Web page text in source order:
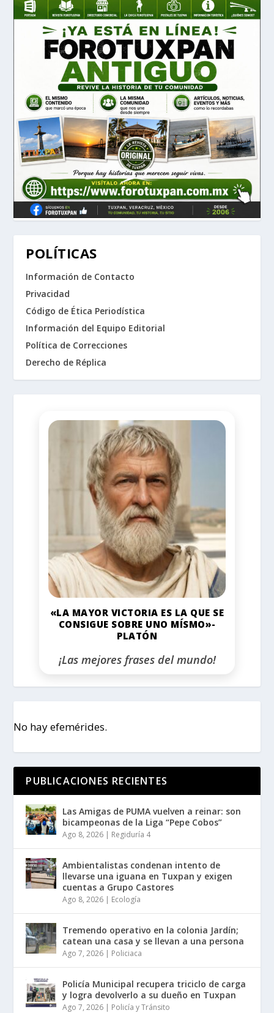
POLÍTICAS
Información de Contacto
Privacidad
Código de Ética Periodística
Información del Equipo Editorial
Política de Correcciones
Derecho de Réplica
«LA MAYOR VICTORIA ES LA QUE SE
CONSIGUE SOBRE UNO MÍSMO»-
PLATÓN
¡Las mejores frases del mundo!
No hay efemérides.
PUBLICACIONES RECIENTES
Las Amigas de PUMA vuelven a reinar: son
bicampeonas de la Liga “Pepe Cobos”
Ago 8, 2026 | Regiduría 4
Ambientalistas condenan intento de
llevarse una iguana en Tuxpan y exigen
cuentas a Grupo Castores
Ago 8, 2026 | Ecología
Tremendo operativo en la colonia Jardín;
catean una casa y se llevan a una persona
Ago 7, 2026 | Policiaca
Policía Municipal recupera triciclo de carga
y logra devolverlo a su dueño en Tuxpan
Ago 7, 2026 | Policía y Tránsito